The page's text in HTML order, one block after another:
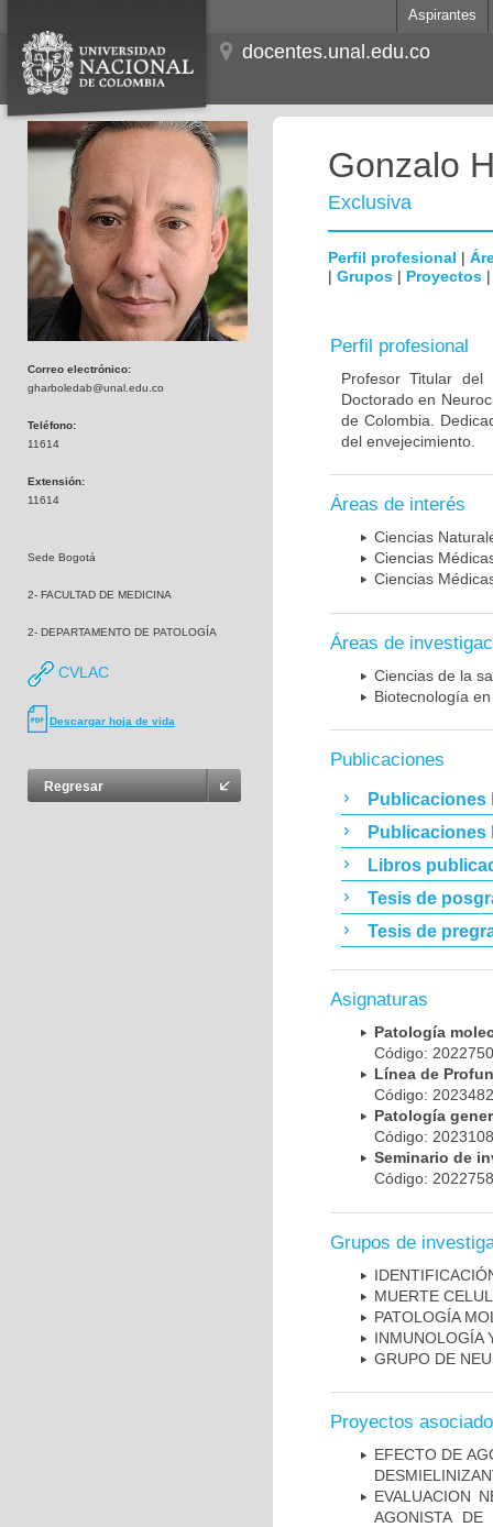
Aspirantes
docentes.unal.edu.co
Correo electrónico:
gharboledab@unal.edu.co
Teléfono:
11614
Extensión:
11614
Sede Bogotá
2- FACULTAD DE MEDICINA
2- DEPARTAMENTO DE PATOLOGÍA
CVLAC
Descargar hoja de vida
Regresar
Gonzalo
Exclusiva
Perfil profesional |
| Grupos | Proyectos
Perfil profesional
Profesor Titular
Doctorado en
de Colombia.
del envejecimiento.
Áreas de interés
Ciencias
Ciencias
Ciencias
Áreas de
Ciencias de la
Biotecnología
Publicaciones
Publicaciones
Publicaciones
Libros
Tesis de
Tesis de
Asignaturas
Patología
Código:
Línea de
Código:
Patología
Código:
Seminario de
Código:
Grupos de
MUERTE
PATOLOGÍA
INMUNOLOGÍA
GRUPO DE
Proyectos
EFECTO DE
EVALUACION
AGONISTA